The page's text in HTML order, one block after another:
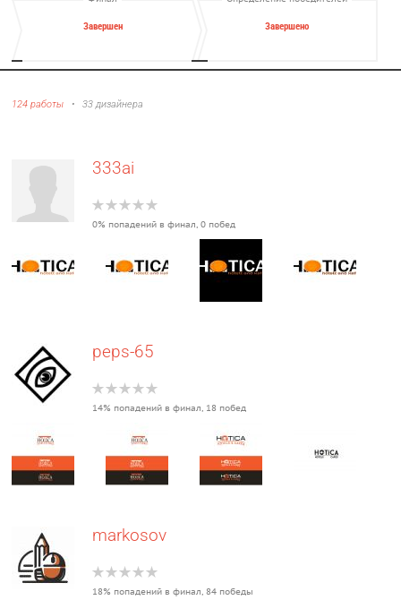
Завершен Завершено
124 работы •33 дизайнера
333ai
0% попадений в финал, 0 побед
peps-65
14% попадений в финал, 18 побед
markosov
18% попадений в финал, 84 победы